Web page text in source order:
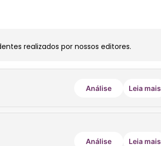
realizados por nossos editores.
Análise Leia mais
Análise Leia mais